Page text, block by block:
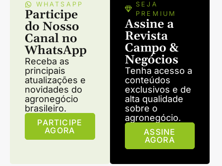
WHATSAPP
Participe
do Nosso
Canal no
WhatsApp
Receba as
principais
atualizações e
novidades do
agronegócio
brasileiro.
PARTICIPE
AGORA
SEJA
PREMIUM
Assine a
Revista
Campo &
Negócios
Tenha acesso a
conteúdos
exclusivos e de
alta qualidade
sobre o
agronegócio.
ASSINE
AGORA